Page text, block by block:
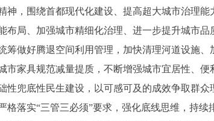
，围绕首都现代化建设、提高超大城市治理能
布局、加强城市精细化治理、进一步提升城市
筹做好腾退空间利用管理，加快清理河道设施
市家具规范减量提质，不断增强城市宜居性、
性兜底性民生建设，以可感可及的成效争取群
落实“三管三必须”要求，强化底线思维，持